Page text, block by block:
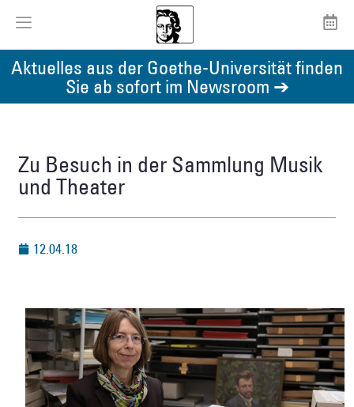
Aktuelles aus der Goethe-Universität finden
Sie ab sofort im Newsroom ➔
Zu Besuch in der Sammlung Musik
und Theater
12.04.18